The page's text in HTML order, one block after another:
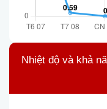
Nhiệt độ và khả